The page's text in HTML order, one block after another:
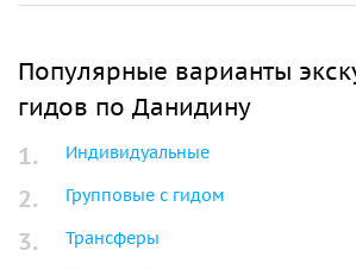
Популярные варианты
гидов по Данидину
Индивидуальные
Групповые с гидом
Трансферы